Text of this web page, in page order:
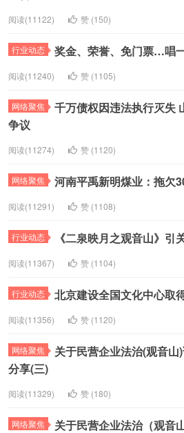
阅读(11122) 赞 (1 50)
行业动态 奖金、荣誉、免门票…唱
阅读(11240) 赞 (1 105)
网络聚焦
千万债权因违法执行灭失
争议
阅读(11274) 赞 (1 120)
网络聚焦 河南平禹新明煤业：拖欠
阅读(11291) 赞 (1 108)
行业动态 《二泉映月之观音山》引
阅读(11367) 赞 (1 104)
行业动态 北京建设全国文化中心取
阅读(11356) 赞 (1 120)
网络聚焦
关于民营企业法治(观音
分享(三)
阅读(11329) 赞 (1 80)
网络聚焦
关于民营企业法治（观音